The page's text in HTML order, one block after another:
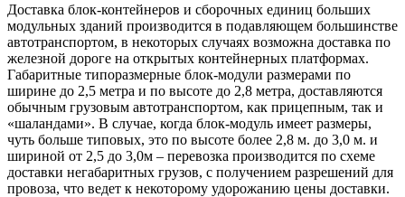
Доставка блок-контейнеров и сборочных единиц больших
модульных зданий производится в подавляющем большинстве
автотранспортом, в некоторых случаях возможна доставка по
железной дороге на открытых контейнерных платформах.
Габаритные типоразмерные блок-модули размерами по
ширине до 2,5 метра и по высоте до 2,8 метра, доставляются
обычным грузовым автотранспортом, как прицепным, так и
«шаландами». В случае, когда блок-модуль имеет размеры,
чуть больше типовых, это по высоте более 2,8 м. до 3,0 м. и
шириной от 2,5 до 3,0м – перевозка производится по схеме
доставки негабаритных грузов, с получением разрешений для
провоза, что ведет к некоторому удорожанию цены доставки.